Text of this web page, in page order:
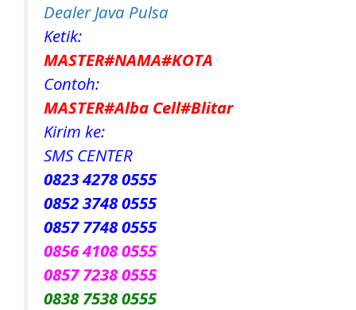
Dealer Java Pulsa
Ketik:
MASTER#NAMA#KOTA
Contoh:
MASTER#Alba Cell#Blitar
Kirim ke:
SMS CENTER
0823 4278 0555
0852 3748 0555
0857 7748 0555
0856 4108 0555
0857 7238 0555
0838 7538 0555